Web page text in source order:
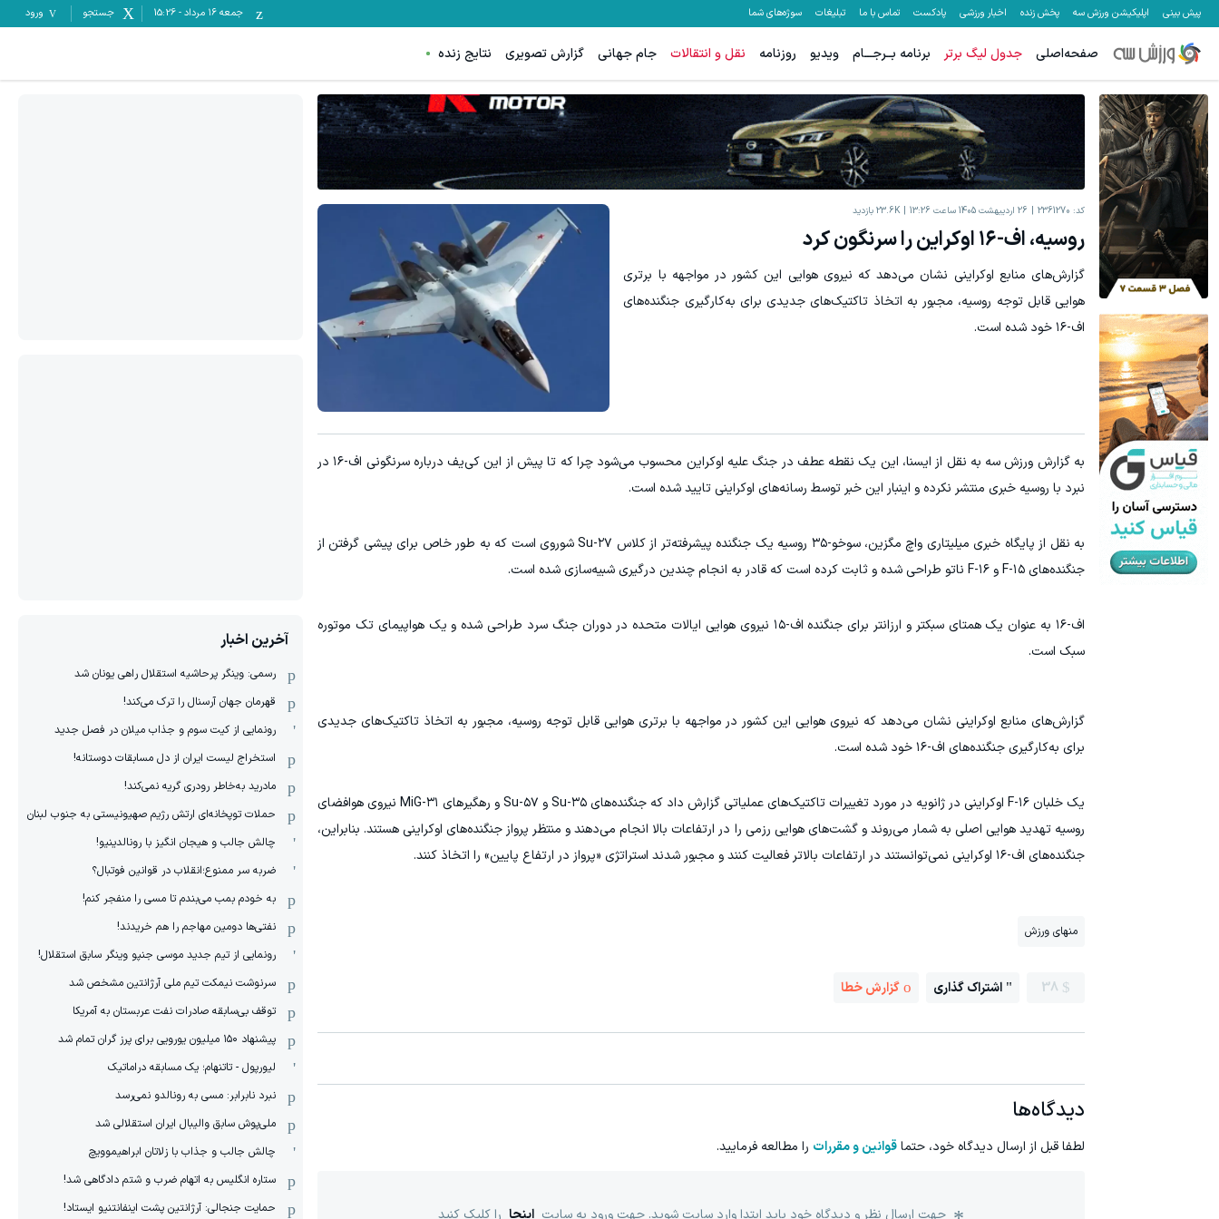
پیش بینی اپلیکیشن ورزش سه پخش زنده اخبار ورزشی پادکست تماس با ما تبلیغات سوژه‌های شما جمعه ۱۶ مرداد -
15:26 جستجو ورود
صفحه‌اصلی جدول لیگ برتر برنامه بــرجـــام ویدیو روزنامه نقل و انتقالات جام جهانی گزارش تصویری نتایج زنده
کد: 2361270 26 اردیبهشت 1405 ساعت 13:26 23.6K بازدید
روسیه، اف-۱۶ اوکراین را سرنگون کرد
گزارش‌های منابع اوکراینی نشان می‌دهد که نیروی هوایی این کشور در مواجهه با برتری
هوایی قابل توجه روسیه، مجبور به اتخاذ تاکتیک‌های جدیدی برای به‌کارگیری جنگنده‌های
اف-۱۶ خود شده است.
به گزارش ورزش سه به نقل از ایسنا، این یک نقطه عطف در جنگ علیه اوکراین محسوب می‌شود چرا که تا پیش از این کی‌یف درباره سرنگونی اف-۱۶ در
نبرد با روسیه خبری منتشر نکرده و اینبار این خبر توسط رسانه‌های اوکراینی تایید شده است.
به نقل از پایگاه خبری میلیتاری واچ مگزین، سوخو-۳۵ روسیه یک جنگنده پیشرفته‌تر از کلاس Su-۲۷ شوروی است که به طور خاص برای پیشی گرفتن از
جنگنده‌های F-۱۵ و F-۱۶ ناتو طراحی شده و ثابت کرده است که قادر به انجام چندین درگیری شبیه‌سازی شده است.
اف-۱۶ به عنوان یک همتای سبکتر و ارزانتر برای جنگنده اف-۱۵ نیروی هوایی ایالات متحده در دوران جنگ سرد طراحی شده و یک هواپیمای تک موتوره
سبک است.
گزارش‌های منابع اوکراینی نشان می‌دهد که نیروی هوایی این کشور در مواجهه با برتری هوایی قابل توجه روسیه، مجبور به اتخاذ تاکتیک‌های جدیدی
برای به‌کارگیری جنگنده‌های اف-۱۶ خود شده است.
یک خلبان F-۱۶ اوکراینی در ژانویه در مورد تغییرات تاکتیک‌های عملیاتی گزارش داد که جنگنده‌های Su-۳۵ و Su-۵۷ و رهگیرهای MiG-۳۱ نیروی هوافضای
روسیه تهدید هوایی اصلی به شمار می‌روند و گشت‌های هوایی رزمی را در ارتفاعات بالا انجام می‌دهند و منتظر پرواز جنگنده‌های اوکراینی هستند. بنابراین،
جنگنده‌های اف-۱۶ اوکراینی نمی‌توانستند در ارتفاعات بالاتر فعالیت کنند و مجبور شدند استراتژی «پرواز در ارتفاع پایین» را اتخاذ کنند.
منهای ورزش
38 اشتراک گذاری گزارش خطا
دیدگاه‌ها
لطفا قبل از ارسال دیدگاه خود، حتماقوانین و مقررات را مطالعه فرمایید.
جهت ارسال نظر و دیدگاه خود باید ابتدا وارد سایت شوید. جهت ورود به سایت اینجا را کلیک کنید
آخرین اخبار
رسمی: وینگر پرحاشیه استقلال راهی یونان شد
قهرمان جهان آرسنال را ترک می‌کند!
رونمایی از کیت سوم و جذاب میلان در فصل جدید
استخراج لیست ایران از دل مسابقات دوستانه!
مادرید به‌خاطر رودری گریه نمی‌کند!
حملات توپخانه‌ای ارتش رژیم صهیونیستی به جنوب لبنان
چالش جالب و هیجان انگیز با رونالدینیو!
ضربه سر ممنوع؛انقلاب در قوانین فوتبال؟
به خودم بمب می‌بندم تا مسی را منفجر کنم!
نفتی‌ها دومین مهاجم را هم خریدند!
رونمایی از تیم جدید موسی جنپو وینگر سابق استقلال!
سرنوشت نیمکت تیم ملی آرژانتین مشخص شد
توقف بی‌سابقه صادرات نفت عربستان به آمریکا
پیشنهاد ۱۵۰ میلیون یورویی برای پرز گران تمام شد
لیورپول - تاتنهام؛ یک مسابقه دراماتیک
نبرد نابرابر: مسی به رونالدو نمی‌رسد
ملی‌پوش سابق والیبال ایران استقلالی شد
چالش جالب و جذاب با زلاتان ابراهیموویچ
ستاره انگلیس به اتهام ضرب و شتم دادگاهی شد!
حمایت جنجالی: آرژانتین پشت اینفانتنیو ایستاد!